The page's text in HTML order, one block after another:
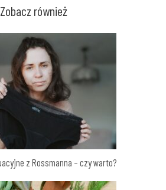
Zobacz również
z Rossmanna – czy warto?